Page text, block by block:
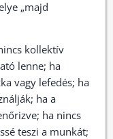
„majd
kollektív
lenne; ha
vagy lefedés; ha
ha a
ha nincs
teszi a munkát;